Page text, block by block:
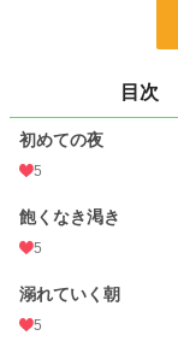
初回完結日時
累計ポイント
目次
初めての夜
5
飽くなき渇き
5
溺れていく朝
5